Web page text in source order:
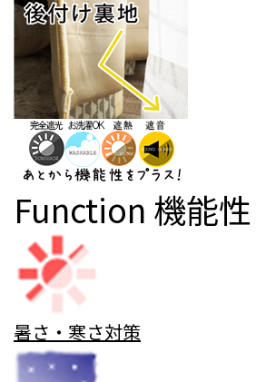
Function 機能性
暑さ・寒さ対策